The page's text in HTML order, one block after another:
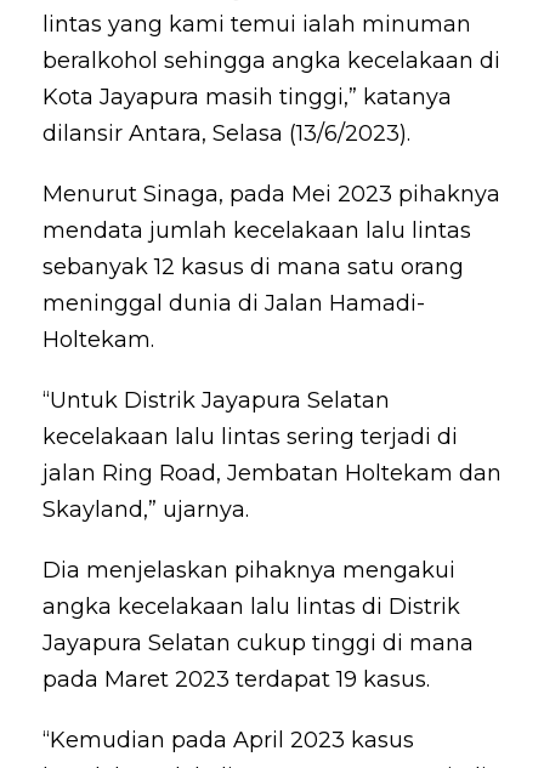
lintas yang kami temui ialah minuman
beralkohol sehingga angka kecelakaan di
Kota Jayapura masih tinggi,” katanya
dilansir Antara, Selasa (13/6/2023).
Menurut Sinaga, pada Mei 2023 pihaknya
mendata jumlah kecelakaan lalu lintas
sebanyak 12 kasus di mana satu orang
meninggal dunia di Jalan Hamadi-
Holtekam.
“Untuk Distrik Jayapura Selatan
kecelakaan lalu lintas sering terjadi di
jalan Ring Road, Jembatan Holtekam dan
Skayland,” ujarnya.
Dia menjelaskan pihaknya mengakui
angka kecelakaan lalu lintas di Distrik
Jayapura Selatan cukup tinggi di mana
pada Maret 2023 terdapat 19 kasus.
“Kemudian pada April 2023 kasus